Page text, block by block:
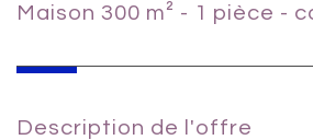
maison 300 m² - 1 pièce -
description de l'offre